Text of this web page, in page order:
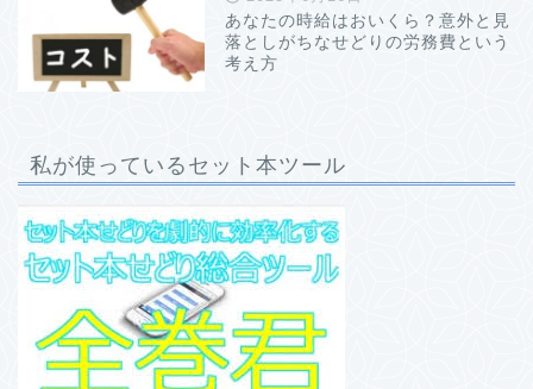
あなたの時給はおいくら？意外と見
落としがちなせどりの労務費という
考え方
私が使っているセット本ツール